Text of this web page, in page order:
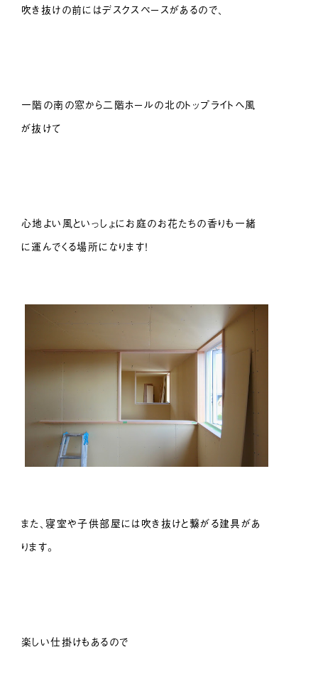
吹き抜けの前にはデスクスペースがあるので、
一階の南の窓から二階ホールの北のトップライトへ風
が抜けて
心地よい風といっしょにお庭のお花たちの香りも一緒
に運んでくる場所になります！
また、寝室や子供部屋には吹き抜けと繋がる建具があ
ります。
楽しい仕掛けもあるので